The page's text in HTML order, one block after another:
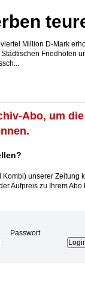
Million D-Mark
Friedhöfen
Abo, um
unserer Zeitung
Aufpreis zu Ihrem
Passwort